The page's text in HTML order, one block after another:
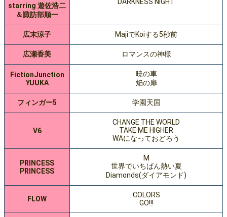
starring 遊佐浩二
＆諏訪部順一
広末涼子 MajiでKoiする5秒前
広瀬香美 ロマンスの神様
FictionJunction
YUUKA
暁の車
焔の扉
フィンガー5 学園天国
V6
CHANGE THE WORLD
TAKE ME HIGHER
WAになっておどろう
PRINCESS
PRINCESS
M
世界でいちばん熱い夏
Diamonds(ダイアモンド)
FLOW
COLORS
GO!!!